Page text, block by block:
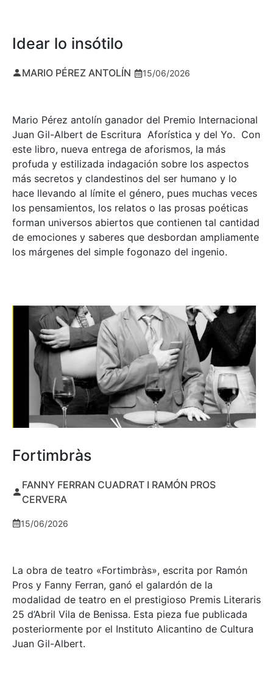
Idear lo insótilo
MARIO PÉREZ ANTOLÍN 15/06/2026
Mario Pérez antolín ganador del Premio Internacional
Juan Gil-Albert de Escritura Aforística y del Yo. Con
este libro, nueva entrega de aforismos, la más
profuda y estilizada indagación sobre los aspectos
más secretos y clandestinos del ser humano y lo
hace llevando al límite el género, pues muchas veces
los pensamientos, los relatos o las prosas poéticas
forman universos abiertos que contienen tal cantidad
de emociones y saberes que desbordan ampliamente
los márgenes del simple fogonazo del ingenio.
Fortimbràs
FANNY FERRAN CUADRAT I RAMÓN PROS
CERVERA
15/06/2026
La obra de teatro «Fortimbràs», escrita por Ramón
Pros y Fanny Ferran, ganó el galardón de la
modalidad de teatro en el prestigioso Premis Literaris
25 d’Abril Vila de Benissa. Esta pieza fue publicada
posteriormente por el Instituto Alicantino de Cultura
Juan Gil-Albert.